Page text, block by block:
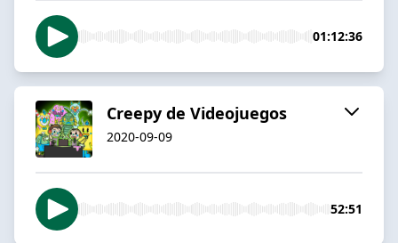
01:12:36
Creepy de Videojuegos
2020-09-09
52:51